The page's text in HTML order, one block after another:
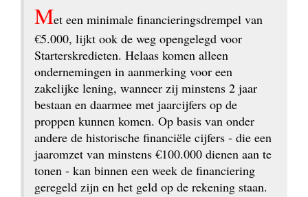
Met een minimale financieringsdrempel van
€5.000, lijkt ook de weg opengelegd voor
Starterskredieten. Helaas komen alleen
ondernemingen in aanmerking voor een
zakelijke lening, wanneer zij minstens 2 jaar
bestaan en daarmee met jaarcijfers op de
proppen kunnen komen. Op basis van onder
andere de historische financiële cijfers - die een
jaaromzet van minstens €100.000 dienen aan te
tonen - kan binnen een week de financiering
geregeld zijn en het geld op de rekening staan.